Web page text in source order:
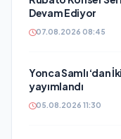
Devam Ediyor
07.08.2026 08:45
Yonca Samlı ‘dan
yayımlandı
05.08.2026 11:30